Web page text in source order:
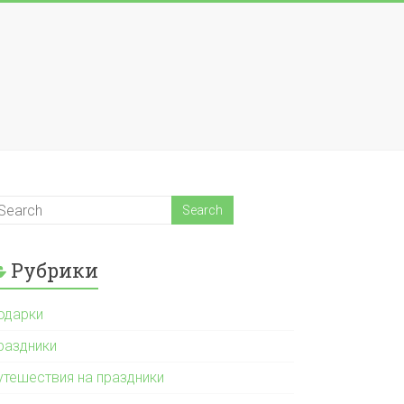
Рубрики
на праздники